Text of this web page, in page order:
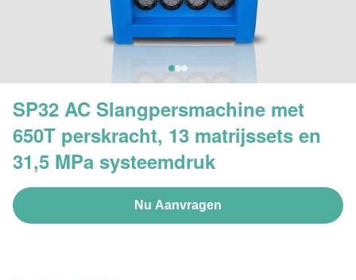
SP32 AC Slangpersmachine met
650T perskracht, 13 matrijssets en
31,5 MPa systeemdruk
Nu Aanvragen